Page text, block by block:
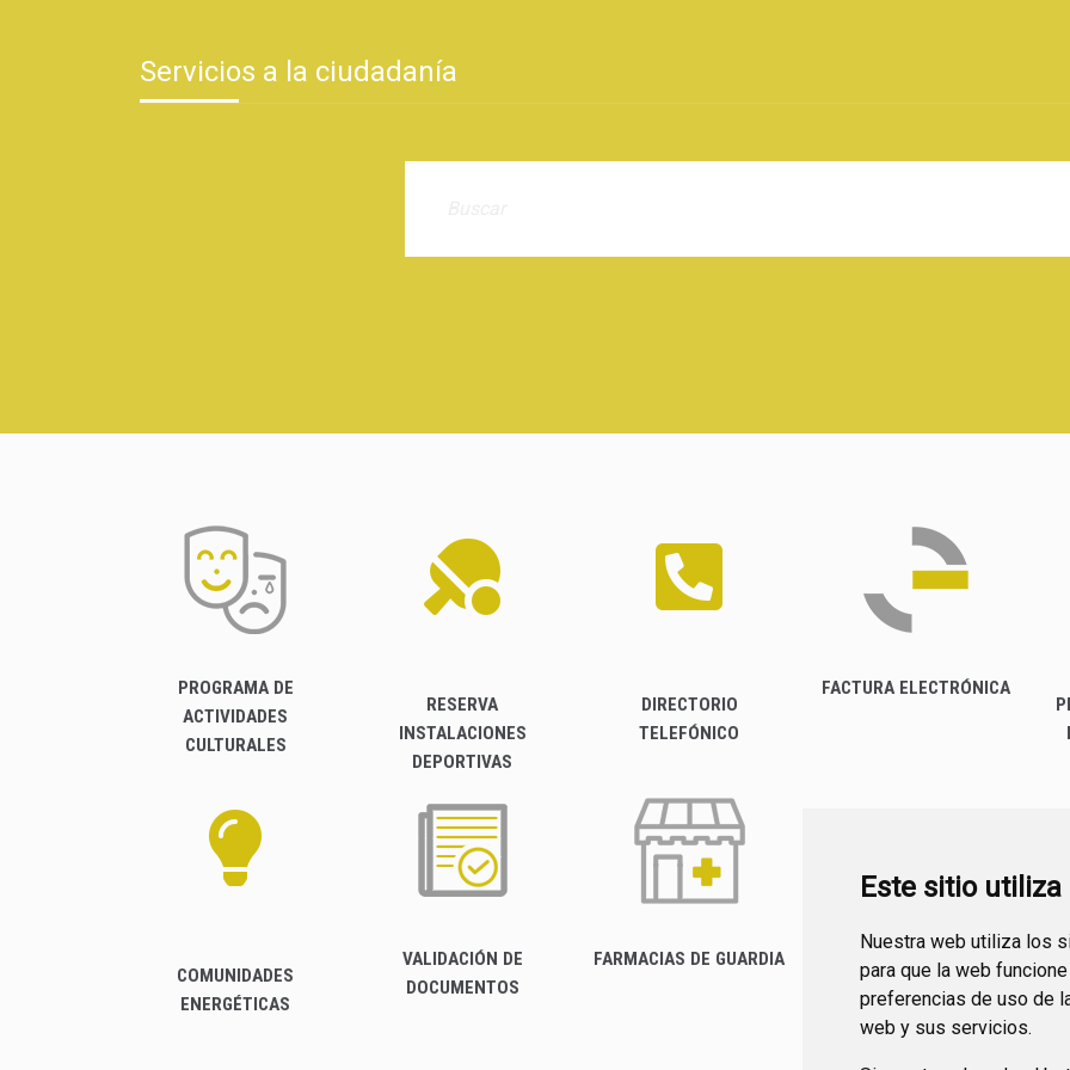
Este sitio
Nuestra web utiliza los
para que la web
preferencias de uso de
web y sus servicios.
Servicios a la ciudadanía
PROGRAMA DE
ACTIVIDADES
CULTURALES
RESERVA
INSTALACIONES
DEPORTIVAS
DIRECTORIO
TELEFÓNICO
FACTURA ELECTRÓNICA
COMUNIDADES
ENERGÉTICAS
VALIDACIÓN DE
DOCUMENTOS
FARMACIAS DE GUARDIA
CANAL YOUTUBE